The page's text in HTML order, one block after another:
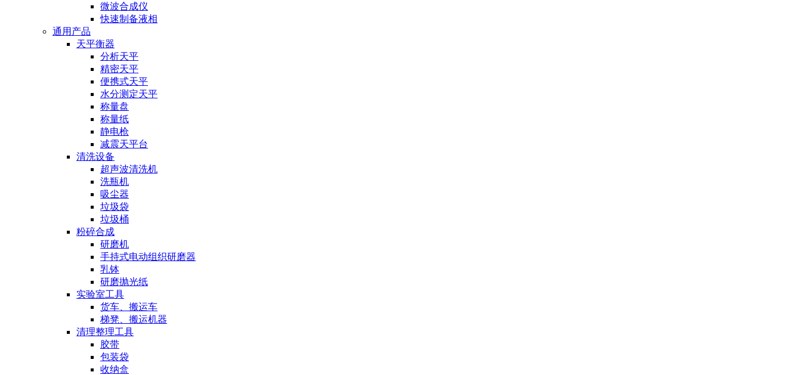
微波合成仪
快速制备液相
通用产品
天平衡器
分析天平
精密天平
便携式天平
水分测定天平
称量盘
称量纸
静电枪
减震天平台
清洗设备
超声波清洗机
洗瓶机
吸尘器
垃圾袋
垃圾桶
粉碎合成
研磨机
手持式电动组织研磨器
乳钵
研磨抛光纸
实验室工具
货车、搬运车
梯凳、搬运机器
清理整理工具
胶带
包装袋
收纳盒